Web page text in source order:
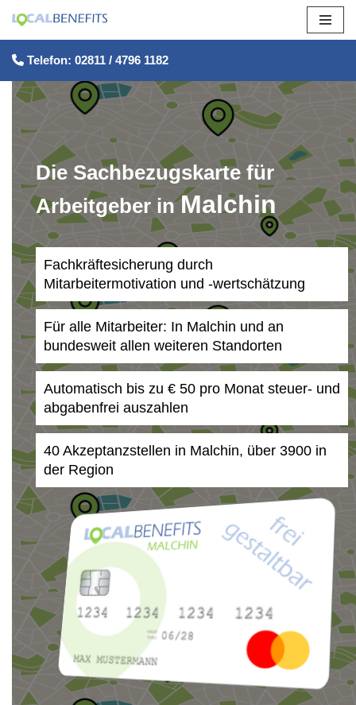
Zum
Inhalt
springen
Telefon: 02811 / 4796 1182
Die Sachbezugskarte für
Arbeitgeber inMalchin
Fachkräftesicherung durch
Mitarbeitermotivation und -wertschätzung
Für alle Mitarbeiter: In Malchin und an
bundesweit allen weiteren Standorten
Automatisch bis zu € 50 pro Monat steuer- und
abgabenfrei auszahlen
40 Akzeptanzstellen in Malchin, über 3900 in
der Region